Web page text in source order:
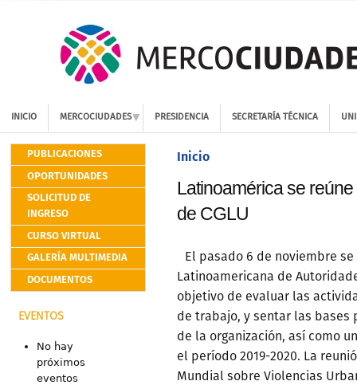
INICIO MERCOCIUDADES PRESIDENCIA SECRETARÍA TÉCNICA
PUBLICACIONES
OPORTUNIDADES
SOLICITUD DE
INGRESO
CURSO VIRTUAL
GALERÍA MULTIMEDIA
DOCUMENTOS
EVENTOS
No hay
próximos
eventos
Inicio
Latinoamérica se
de CGLU
El pasado 6 de noviembre
Latinoamericana de
objetivo de evaluar las
de trabajo, y sentar las bases
de la organización, así como
el período 2019-2020. La
Mundial sobre Violencias